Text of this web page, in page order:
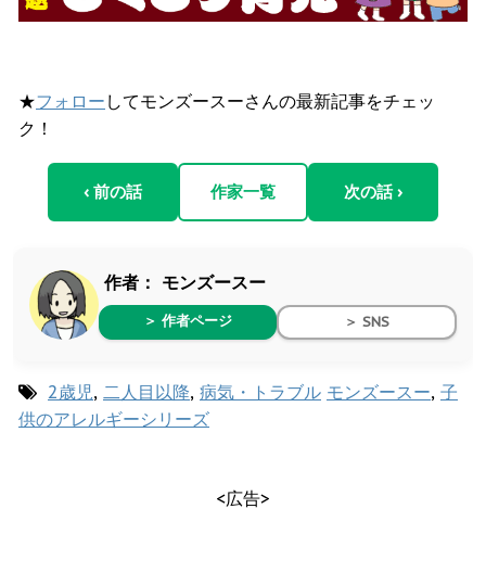
★フォロー してモンズースーさんの最新記事をチェッ
ク！
‹ 前の話 作家一覧 次の話 ›
作者： モンズースー
＞ 作者ページ ＞ SNS
2歳児, 二人目以降, 病気・トラブル モンズースー, 子
供のアレルギーシリーズ
<広告>